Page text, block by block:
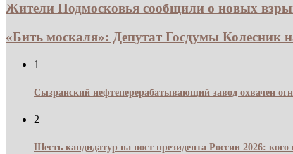
Жители Подмосковья сообщили о новых
«Бить москаля»: Депутат Госдумы Колесник
1
Сызранский нефтеперерабатывающий завод охвачен
2
Шесть кандидатур на пост президента России 2026: